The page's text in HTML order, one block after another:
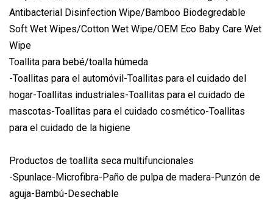
Toallita para bebé/toalla húmeda
-Toallitas para el automóvil-Toallitas para el cuidado del
hogar-Toallitas industriales-Toallitas para el cuidado de
mascotas-Toallitas para el cuidado cosmético-Toallitas
para el cuidado de la higiene
Productos de toallita seca multifuncionales
-Spunlace-Microfibra-Paño de pulpa de madera-Punzón de
aguja-Bambú-Desechable